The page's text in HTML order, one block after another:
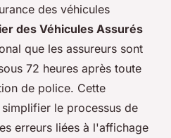
des véhicules
des Véhicules Assurés
que les assureurs sont
72 heures après toute
de police. Cette
le processus de
erreurs liées à l'affichage